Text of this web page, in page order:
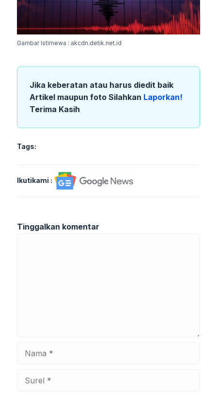
Gambar Istimewa : akcdn.detik.net.id
Jika keberatan atau harus diedit baik
Artikel maupun foto Silahkan Laporkan!
Terima Kasih
Tags:
Ikutikami :
Tinggalkan komentar